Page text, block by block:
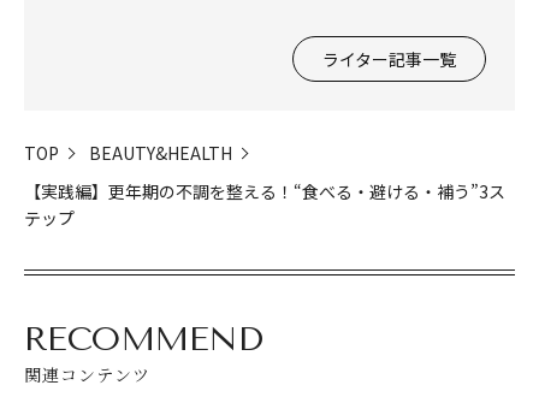
ライター記事一覧
TOP
BEAUTY&HEALTH
【実践編】更年期の不調を整える！“食べる・避ける・補う”3ス
テップ
RECOMMEND
関連コンテンツ